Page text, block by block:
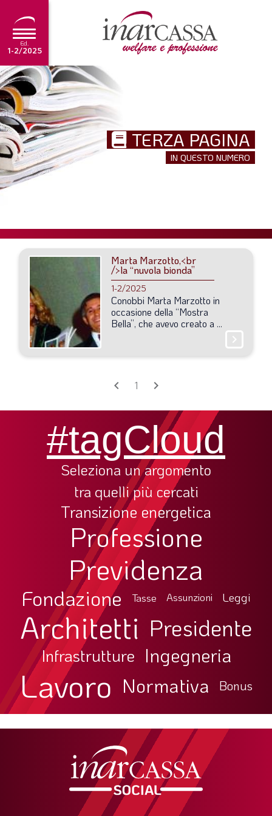
Ed.
1-2/2025
NEWS
EDITORIALE
TUTORIAL
SCADENZARIO
ARCHIVIO
Ultima edizione
1-2/2025
EDITORIALE
PREVIDENZA
FOCUS
LE FOTO DEL FIL ROUGE
IN QUESTO NUMERO
SCENARIO ECONOMICO
SPAZIO APERTO
GOVERNANCE
FONDAZIONE
ASSOCIAZIONI
LA VIGNETTA DI EVASIO
SPECIALE
CAMBIA NUMERO
TERZA PAGINA
IN QUESTO NUMERO
Marta Marzotto,<br
/>la “nuvola bionda”
1-2/2025
Conobbi Marta Marzotto in
occasione della “Mostra
Bella”, che avevo creato a ...
chevron_right
chevron_left 1 chevron_right
#tagCloud
Seleziona un argomento
tra quelli più cercati
Transizione energetica
Professione
Previdenza
Fondazione Tasse Assunzioni Leggi
Architetti Presidente
Infrastrutture Ingegneria
Lavoro Normativa Bonus